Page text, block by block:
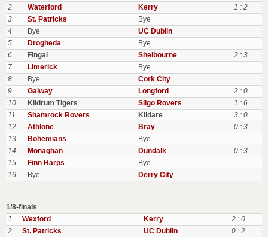
2
Waterford Kerry
1 : 2
3
St. Patricks
Bye
4
Bye
UC Dublin
5
Drogheda
Bye
6
Fingal Shelbourne
2 : 3
7
Limerick
Bye
8
Bye
Cork City
9
Galway Longford
2 : 0
10
Kildrum Tigers Sligo Rovers
1 : 6
11
Shamrock Rovers Kildare
3 : 0
12
Athlone Bray
0 : 3
13
Bohemians
Bye
14
Monaghan Dundalk
0 : 3
15
Finn Harps
Bye
16
Bye Derry City
1/8-finals
1
Wexford Kerry
2 : 0
2
St. Patricks UC Dublin
0 : 2